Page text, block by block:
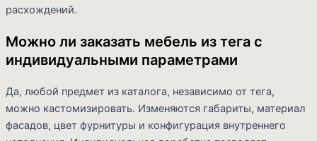
расхождений.
Можно ли заказать мебель из тега с
индивидуальными параметрами
Да, любой предмет из каталога, независимо от тега,
можно кастомизировать. Изменяются габариты, материал
фасадов, цвет фурнитуры и конфигурация внутреннего